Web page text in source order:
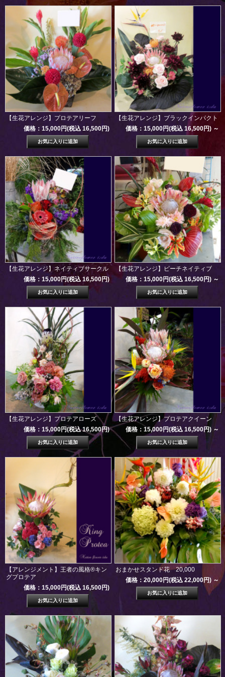
【生花アレンジ】プロテアリーフ
価格：15,000円(税込 16,500円)
【生花アレンジ】ブラックインパクト
価格：15,000円(税込 16,500円) ～
【生花アレンジ】ネイティブサークル
価格：15,000円(税込 16,500円)
【生花アレンジ】ピーチネイティブ
価格：15,000円(税込 16,500円) ～
【生花アレンジ】プロテアローズ
価格：15,000円(税込 16,500円)
【生花アレンジ】プロテアクイーン
価格：15,000円(税込 16,500円) ～
【アレンジメント】王者の風格®キン
グプロテア
価格：15,000円(税込 16,500円)
おまかせスタンド花 20,000
価格：20,000円(税込 22,000円) ～